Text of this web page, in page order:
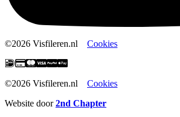
©2026 Visfileren.nl Cookies
©2026 Visfileren.nl Cookies
Website door2nd Chapter